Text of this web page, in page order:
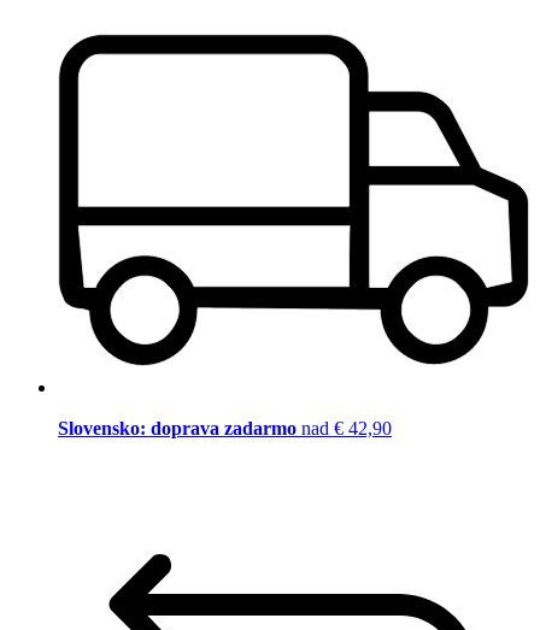
Slovensko: doprava zadarmo nad € 42,90